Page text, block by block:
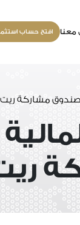
معنا افتح حساب
صندوق مشاركة ريت